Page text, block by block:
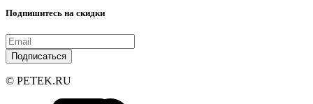
Подпишитесь на скидки
Подписаться
© PETEK.RU